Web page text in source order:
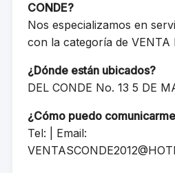
CONDE?
Nos especializamos en
con la categoría de VENTA
¿Dónde están ubicados?
DEL CONDE No. 13 5 DE
¿Cómo puedo
Tel: | Email: